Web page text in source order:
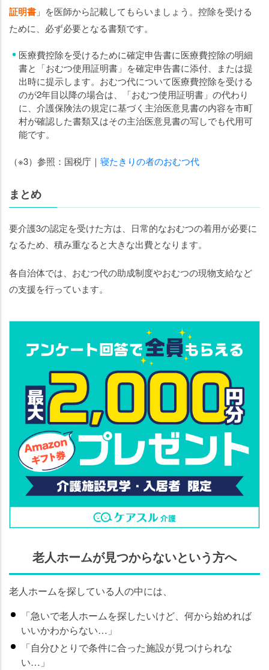
証明書 」を医師から記載してもらいましょう。控除を受ける
ために、必ず必要となる書類です。
医療費控除を受けるために確定申告書に医療費控除の明細
書と「おむつ使用証明書」を確定申告書に添付、または提
出時に提示します。おむつ代について医療費控除を受ける
のが2年目以降の場合は、「おむつ使用証明書」の代わり
に、介護保険法の規定に基づく主治医意見書の内容を市町
村が確認した書類又はその主治医意見書の写しでも代用可
能です。
（※3）参照：国税庁｜ 寝たきりの者のおむつ代
まとめ
要介護3の認定を受けた方は、日常的なおむつの着用が必要に
なるため、積み重なると大きな出費となります。
各自治体では、おむつ代の助成制度やおむつの現物支給など
の支援を行っています。
老人ホームが見つからないという方へ
老人ホームを探している人の中には、
「急いで老人ホームを探したいけど、何から始めれば
いいかわからない…」
「自分ひとりで条件に合った施設が見つけられな
い…」